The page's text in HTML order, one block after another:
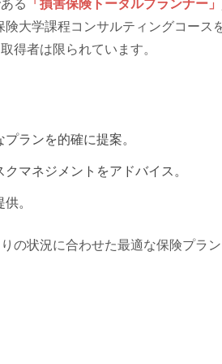
る 「損害保険トータルプランナー」
大学課程コンサルティングコース
得者は限られています。
ランを的確に提案。
マネジメントをアドバイス。
。
の状況に合わせた最適な保険プラン